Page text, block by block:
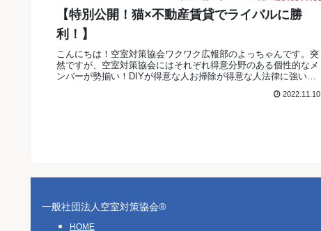
【特別公開！猫×不動産賃貸でライバルに勝
利！】
こんにちは！空室対策協会ワクワク広報部のよっちゃんです。突
然ですが、空室対策協会にはそれぞれ得意分野のある個性的なメ
ンバーが勢揃い！DIYが得意な人お掃除が得意な人法律に強い人
がある人建築に詳しい人お野菜を育てるのが得意な人...「空室対
2022.11.10
一般社団法人空室対策協会®︎
HOME